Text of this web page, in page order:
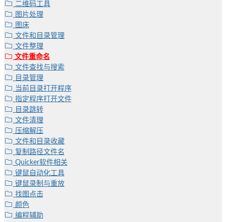
二维码工具
图片处理
图床
文件和目录管理
文件整理
文件重命名
文件查找与搜索
目录管理
当前目录打开程序
指定程序打开文件
目录跳转
文件清理
压缩解压
文件和目录收藏
复制路径文件名
Quicker软件相关
键鼠自动化工具
键鼠录制与重放
找图点击
颜色
编程辅助